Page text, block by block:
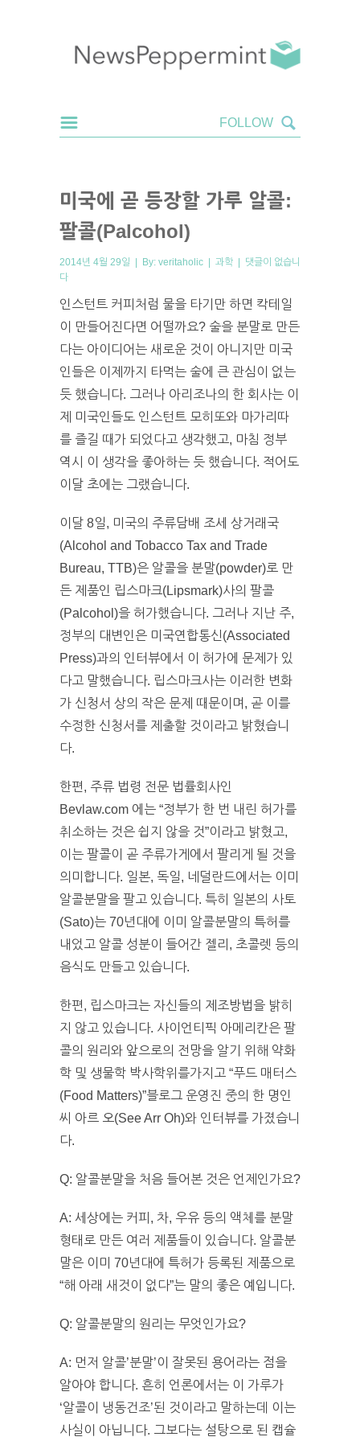
미국에 곧 등장할 가루 알콜:
팔콜(Palcohol)
2014년 4월 29일 | By: veritaholic | 과학 | 댓글이 없습니
다
인스턴트 커피처럼 물을 타기만 하면 칵테일
이 만들어진다면 어떨까요? 술을 분말로 만든
다는 아이디어는 새로운 것이 아니지만 미국
인들은 이제까지 타먹는 술에 큰 관심이 없는
듯 했습니다. 그러나 아리조나의 한 회사는 이
제 미국인들도 인스턴트 모히또와 마가리따
를 즐길 때가 되었다고 생각했고, 마침 정부
역시 이 생각을 좋아하는 듯 했습니다. 적어도
이달 초에는 그랬습니다.
이달 8일, 미국의 주류담배 조세 상거래국
(Alcohol and Tobacco Tax and Trade
Bureau, TTB)은 알콜을 분말(powder)로 만
든 제품인 립스마크(Lipsmark)사의 팔콜
(Palcohol)을 허가했습니다. 그러나 지난 주,
정부의 대변인은 미국연합통신(Associated
Press)과의 인터뷰에서 이 허가에 문제가 있
다고 말했습니다. 립스마크사는 이러한 변화
가 신청서 상의 작은 문제 때문이며, 곧 이를
수정한 신청서를 제출할 것이라고 밝혔습니
다.
한편, 주류 법령 전문 법률회사인
Bevlaw.com 에는 “정부가 한 번 내린 허가를
취소하는 것은 쉽지 않을 것”이라고 밝혔고,
이는 팔콜이 곧 주류가게에서 팔리게 될 것을
의미합니다. 일본, 독일, 네덜란드에서는 이미
알콜분말을 팔고 있습니다. 특히 일본의 사토
(Sato)는 70년대에 이미 알콜분말의 특허를
내었고 알콜 성분이 들어간 젤리, 초콜렛 등의
음식도 만들고 있습니다.
한편, 립스마크는 자신들의 제조방법을 밝히
지 않고 있습니다. 사이언티픽 아메리칸은 팔
콜의 원리와 앞으로의 전망을 알기 위해 약화
학 및 생물학 박사학위를가지고 “푸드 매터스
(Food Matters)”블로그 운영진 중의 한 명인
씨 아르 오(See Arr Oh)와 인터뷰를 가졌습니
다.
Q: 알콜분말을 처음 들어본 것은 언제인가요?
A: 세상에는 커피, 차, 우유 등의 액체를 분말
형태로 만든 여러 제품들이 있습니다. 알콜분
말은 이미 70년대에 특허가 등록된 제품으로
“해 아래 새것이 없다”는 말의 좋은 예입니다.
Q: 알콜분말의 원리는 무엇인가요?
A: 먼저 알콜’분말’이 잘못된 용어라는 점을
알아야 합니다. 흔히 언론에서는 이 가루가
‘알콜이 냉동건조’된 것이라고 말하는데 이는
사실이 아닙니다. 그보다는 설탕으로 된 캡슐